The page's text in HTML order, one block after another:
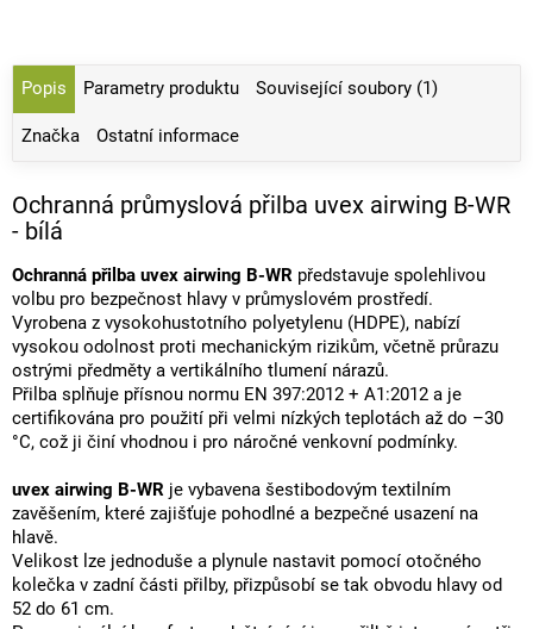
Popis Parametry produktu Související soubory (1)
Značka Ostatní informace
Ochranná průmyslová přilba uvex airwing B-WR
- bílá
Ochranná přilba uvex airwing B-WR představuje spolehlivou
volbu pro bezpečnost hlavy v průmyslovém prostředí.
Vyrobena z vysokohustotního polyetylenu (HDPE), nabízí
vysokou odolnost proti mechanickým rizikům, včetně průrazu
ostrými předměty a vertikálního tlumení nárazů.
Přilba splňuje přísnou normu EN 397:2012 + A1:2012 a je
certifikována pro použití při velmi nízkých teplotách až do –30
°C, což ji činí vhodnou i pro náročné venkovní podmínky.
uvex airwing B-WR je vybavena šestibodovým textilním
zavěšením, které zajišťuje pohodlné a bezpečné usazení na
hlavě.
Velikost lze jednoduše a plynule nastavit pomocí otočného
kolečka v zadní části přilby, přizpůsobí se tak obvodu hlavy od
52 do 61 cm.